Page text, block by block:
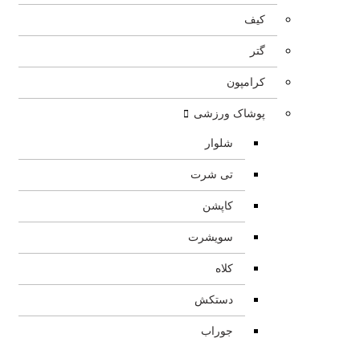
کیف
گتر
کرامپون
پوشاک ورزشی
شلوار
تی شرت
کاپشن
سویشرت
کلاه
دستکش
جوراب